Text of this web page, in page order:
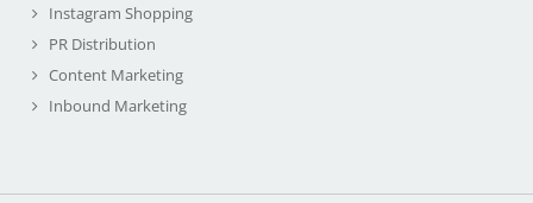
Instagram Shopping
PR Distribution
Content Marketing
Inbound Marketing